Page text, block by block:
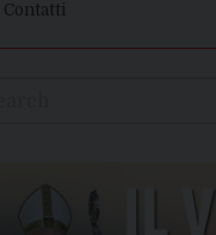
Contatti